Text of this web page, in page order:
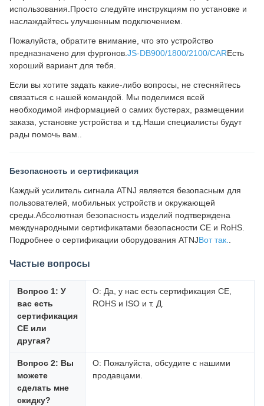
использования.Просто следуйте инструкциям по установке и
наслаждайтесь улучшенным подключением.
Пожалуйста, обратите внимание, что это устройство
предназначено для фургонов. JS-DB900/1800/2100/CARЕсть
хороший вариант для тебя.
Если вы хотите задать какие-либо вопросы, не стесняйтесь
связаться с нашей командой. Мы поделимся всей
необходимой информацией о самих бустерах, размещении
заказа, установке устройства и т.д.Наши специалисты будут
рады помочь вам..
Безопасность и сертификация
Каждый усилитель сигнала ATNJ является безопасным для
пользователей, мобильных устройств и окружающей
среды.Абсолютная безопасность изделий подтверждена
международными сертификатами безопасности CE и RoHS.
Подробнее о сертификации оборудования ATNJВот так.
Частые вопросы
Вопрос 1: У
вас есть
сертификация
CE или
другая?
О: Да, у нас есть сертификация CE,
ROHS и ISO и т. Д.
Вопрос 2: Вы
можете
сделать мне
скидку?
О: Пожалуйста, обсудите с нашими
продавцами.